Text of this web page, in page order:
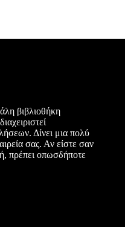
βιβλιοθήκη
Δίνει μια πολύ
σας. Αν είστε σαν
πρέπει οπωσδήποτε